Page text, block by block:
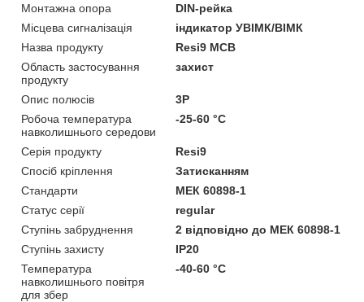
Монтажна опора
DIN-рейка
Місцева сигналізація
iндикатор УВІМК/ВІМК
Назва продукту
Resi9 MCB
Область застосування
продукту
захист
Опис полюсів
3P
Робоча температура
навколишнього середови
-25-60 °C
Серія продукту
Resi9
Спосіб кріплення
Затисканням
Стандарти
МЕК 60898-1
Статус серії
regular
Ступінь забруднення
2 відповідно до МЕК 60898-1
Ступінь захисту
IP20
Температура
навколишнього повітря
для збер
-40-60 °C